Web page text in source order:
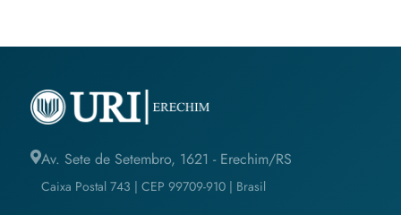
Av. Sete de Setembro, 1621 - Erechim/RS
Caixa Postal 743 | CEP 99709-910 | Brasil